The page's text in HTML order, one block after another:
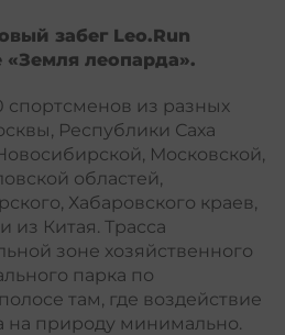
забег Leo.Run
леопарда».
спортсменов из разных
Республики Саха
Московской,
областей,
Хабаровского краев,
из Китая. Трасса
зоне хозяйственного
парка по
там, где воздействие
на природу минимально.